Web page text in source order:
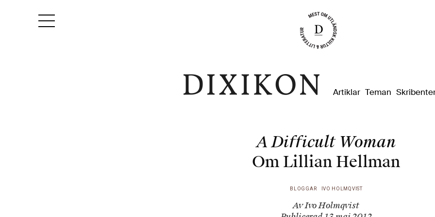
Artiklar Teman
A Difficult Woman
Om Lillian Hellman
BLOGGAR IVO HOLMQVIST
Av Ivo Holmqvist